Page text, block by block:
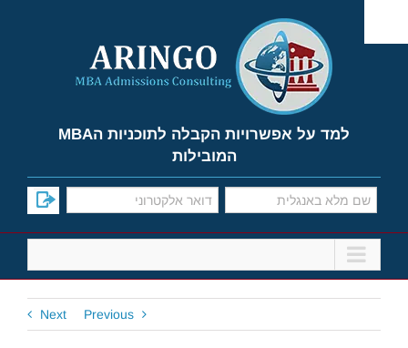
content
למד על אפשרויות הקבלה לתוכניות הMBA
המובילות
Previous
Next